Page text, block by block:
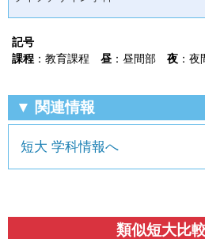
記号
課程 ：教育課程 昼 ：昼間部 夜 ：
▼ 関連情報
短大 学科情報へ
類似短大比